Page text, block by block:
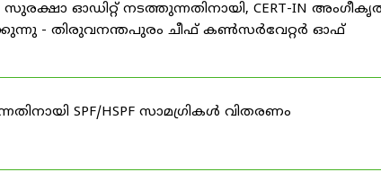
ഓഡിറ്റ് നടത്തുന്നതിനായി, CERT-IN
- തിരുവനന്തപുരം ചീഫ് കൺസർവേറ്റർ ഓഫ്
SPF/HSPF സാമഗ്രികൾ വിതരണം